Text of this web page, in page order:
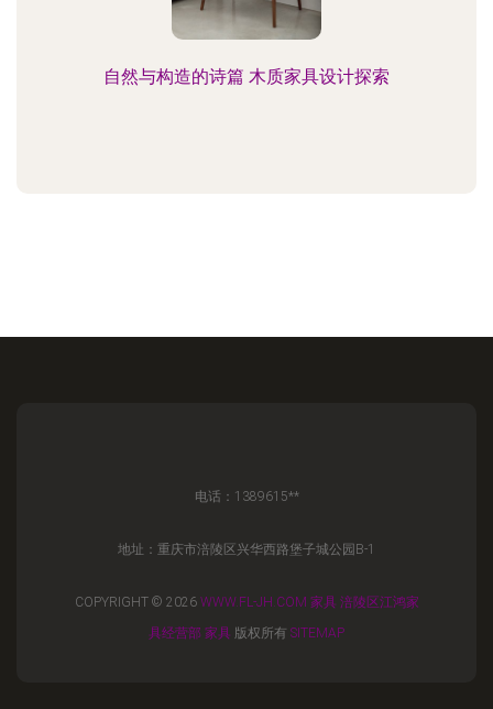
自然与构造的诗篇 木质家具设计探索
电话：1389615**
地址：重庆市涪陵区兴华西路堡子城公园B-1
COPYRIGHT © 2026 WWW.FL-JH.COM 家具 涪陵区江鸿家
具经营部 家具 版权所有 SITEMAP